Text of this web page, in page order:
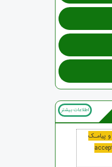
اطلاعات بیشتر
و پیامـک